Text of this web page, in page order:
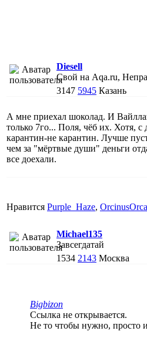
Diesell
Свой на Aqa.ru,
3147 5945 Казань
А мне приехал шоколад. И
только 7го... Поля, чёб их. Хотя,
карантин-не карантин. Лучше
чем за "мёртвые души" деньги
все доехали.
Нравится Purple_Haze, ОrcinusОrca
Michael135
Завсегдатай
1534 2143 Москва
Bigbizon
Ссылка не открывается.
Не то чтобы нужно, просто